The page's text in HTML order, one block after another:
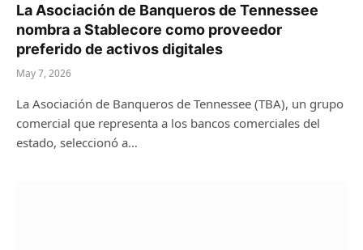
La Asociación de Banqueros de Tennessee
nombra a Stablecore como proveedor
preferido de activos digitales
May 7, 2026
La Asociación de Banqueros de Tennessee (TBA), un grupo
comercial que representa a los bancos comerciales del
estado, seleccionó a…